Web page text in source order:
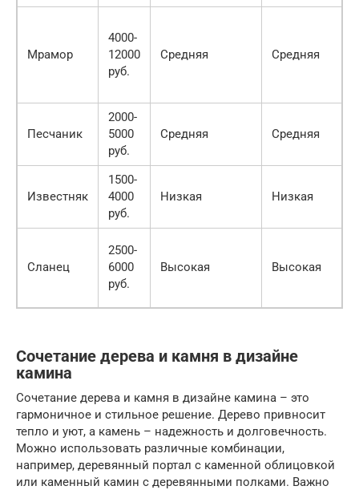
Мрамор
4000-
12000
руб.
Средняя Средняя
Песчаник
2000-
5000
руб.
Средняя Средняя
Известняк
1500-
4000
руб.
Низкая Низкая
Сланец
2500-
6000
руб.
Высокая Высокая
Сочетание дерева и камня в дизайне
камина
Сочетание дерева и камня в дизайне камина – это
гармоничное и стильное решение. Дерево привносит
тепло и уют, а камень – надежность и долговечность.
Можно использовать различные комбинации,
например, деревянный портал с каменной облицовкой
или каменный камин с деревянными полками. Важно